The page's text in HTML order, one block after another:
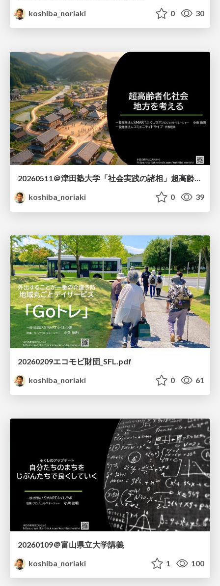
koshiba_noriaki
0 30
koshiba_noriaki
0 39
20260209エコモビ財団_SFL.pdf
koshiba_noriaki
0 61
20260109＠富山県立大学講義
koshiba_noriaki
1 100